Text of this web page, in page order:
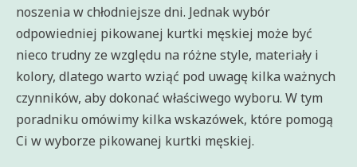
noszenia w chłodniejsze dni. Jednak wybór
odpowiedniej pikowanej kurtki męskiej może być
nieco trudny ze względu na różne style, materiały i
kolory, dlatego warto wziąć pod uwagę kilka ważnych
czynników, aby dokonać właściwego wyboru. W tym
poradniku omówimy kilka wskazówek, które pomogą
Ci w wyborze pikowanej kurtki męskiej.